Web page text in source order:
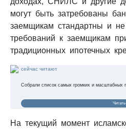
могут быть затребованы
заемщикам стандартны и
требований к заемщикам
традиционных ипотечных
сейчас читают
Собрали список самых громких и
Читать
На текущий момент